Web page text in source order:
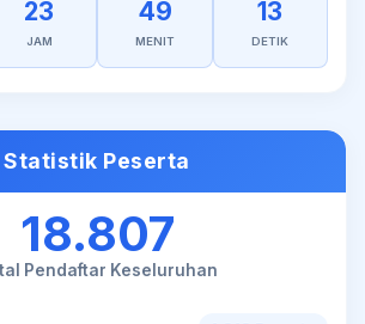
23
JAM
49
MENIT
13
DETIK
Statistik Peserta
18.807
Pendaftar Keseluruhan